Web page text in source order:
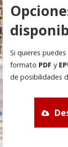
Si quieres
formato PDF y
de posibilidades